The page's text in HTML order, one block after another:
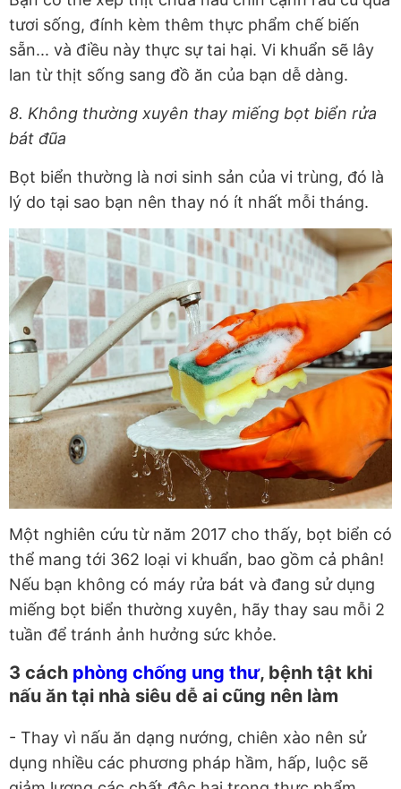
tươi sống, đính kèm thêm thực phẩm chế biến
sẵn... và điều này thực sự tai hại. Vi khuẩn sẽ lây
lan từ thịt sống sang đồ ăn của bạn dễ dàng.
8. Không thường xuyên thay miếng bọt biển rửa
bát đũa
Bọt biển thường là nơi sinh sản của vi trùng, đó là
lý do tại sao bạn nên thay nó ít nhất mỗi tháng.
Một nghiên cứu từ năm 2017 cho thấy, bọt biển có
thể mang tới 362 loại vi khuẩn, bao gồm cả phân!
Nếu bạn không có máy rửa bát và đang sử dụng
miếng bọt biển thường xuyên, hãy thay sau mỗi 2
tuần để tránh ảnh hưởng sức khỏe.
3 cách phòng chống ung thư, bệnh tật khi
nấu ăn tại nhà siêu dễ ai cũng nên làm
- Thay vì nấu ăn dạng nướng, chiên xào nên sử
dụng nhiều các phương pháp hầm, hấp, luộc sẽ